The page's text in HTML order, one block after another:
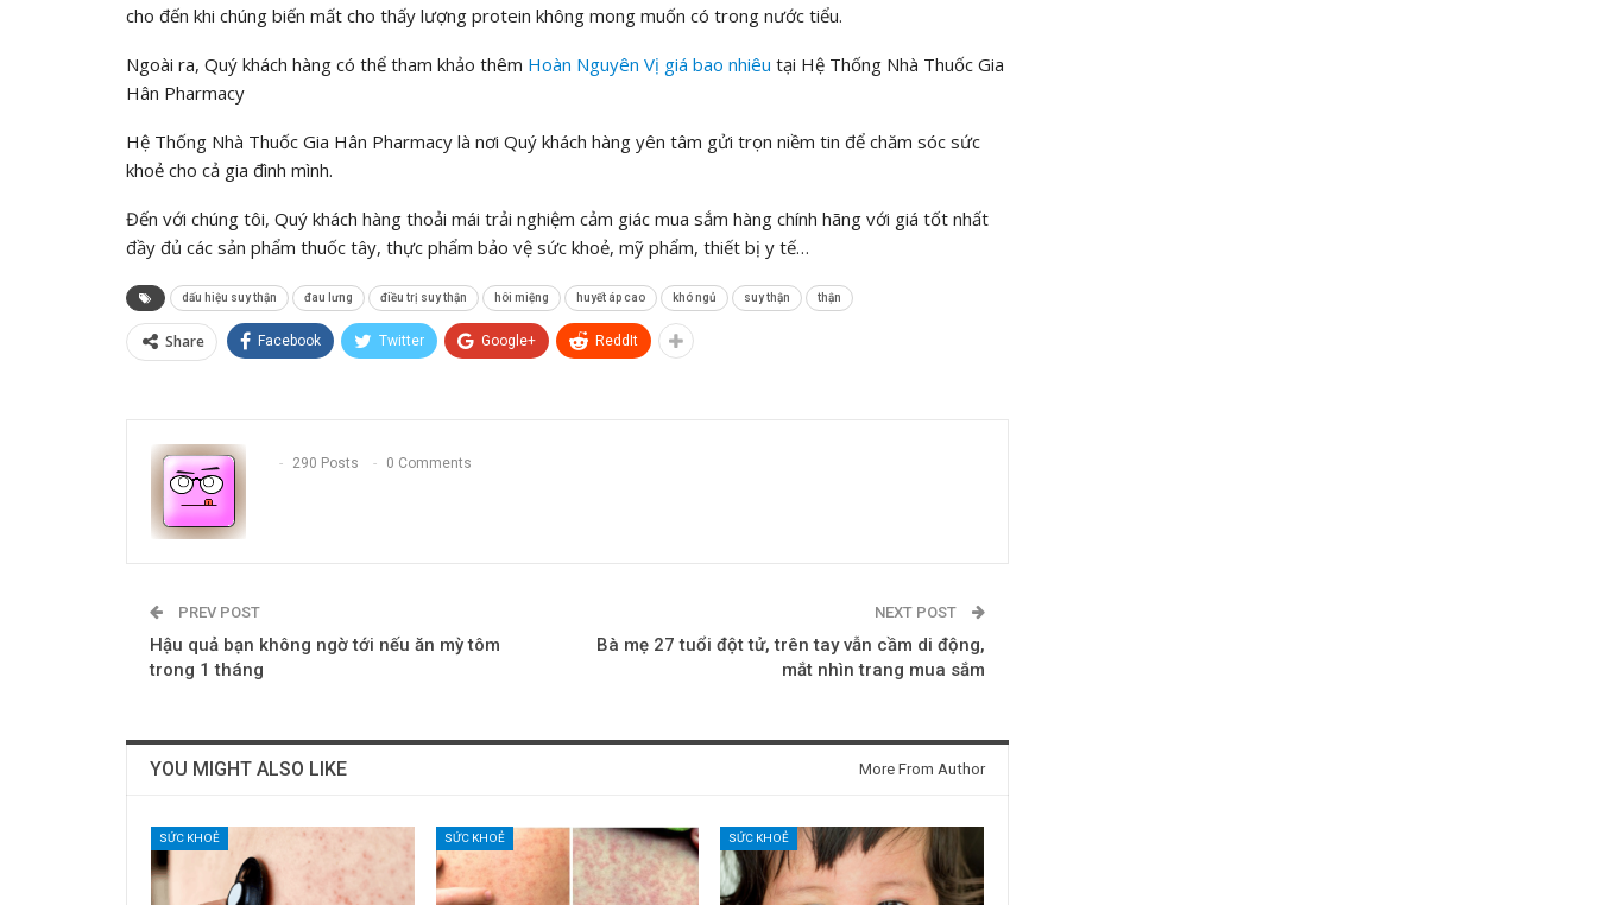
cho đến khi chúng biến mất cho thấy lượng protein không mong muốn có trong nước tiểu.
Ngoài ra, Quý khách hàng có thể tham khảo thêm Hoàn Nguyên Vị giá bao nhiêu tại Hệ Thống Nhà Thuốc Gia
Hân Pharmacy
Hệ Thống Nhà Thuốc Gia Hân Pharmacy là nơi Quý khách hàng yên tâm gửi trọn niềm tin để chăm sóc sức
khoẻ cho cả gia đình mình.
Đến với chúng tôi, Quý khách hàng thoải mái trải nghiệm cảm giác mua sắm hàng chính hãng với giá tốt nhất
đầy đủ các sản phẩm thuốc tây, thực phẩm bảo vệ sức khoẻ, mỹ phẩm, thiết bị y tế…
dấu hiệu suy thận đau lưng điều trị suy thận hôi miệng huyết áp cao khó ngủ suy thận thận
Share Facebook Twitter Google+ ReddIt
290 Posts 0 Comments
PREV POST
Hậu quả bạn không ngờ tới nếu ăn mỳ tôm
trong 1 tháng
NEXT POST
Bà mẹ 27 tuổi đột tử, trên tay vẫn cầm di động,
mắt nhìn trang mua sắm
YOU MIGHT ALSO LIKE More From Author
SỨC KHOẺ SỨC KHOẺ SỨC KHOẺ